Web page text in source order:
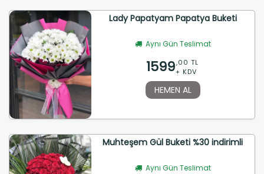
Lady Papatyam Papatya Buketi
Aynı Gün Teslimat
1599,00 TL
+ KDV
HEMEN AL
Muhteşem Gül Buketi %30 indirimli
Aynı Gün Teslimat